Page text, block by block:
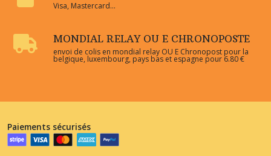
Visa, Mastercard...
MONDIAL RELAY OU E CHRONOPOSTE
envoi de colis en mondial relay OU E Chronopost pour la
belgique, luxembourg, pays bas et espagne pour 6.80 €
Paiements sécurisés